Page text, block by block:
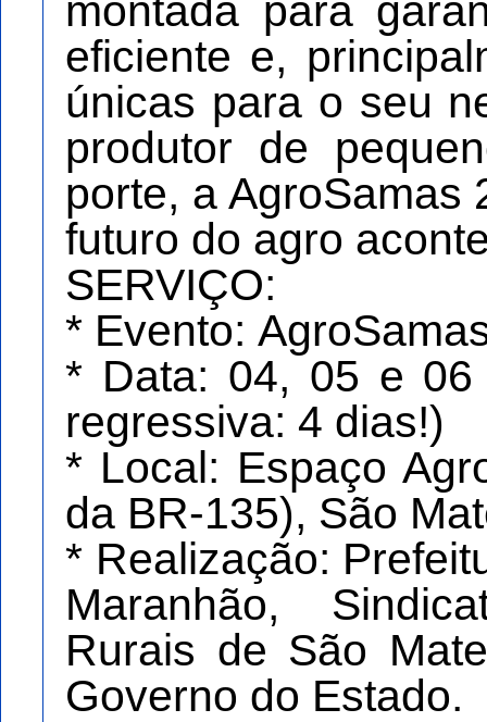
montada para
eficiente e,
únicas para o seu
produtor de
porte, a AgroSamas
futuro do agro
SERVIÇO:
* Evento:
* Data: 04, 05 e 06
regressiva: 4 dias!)
* Local: Espaço
da BR-135), São
* Realização:
Maranhão,
Rurais de São
Governo do Estado.